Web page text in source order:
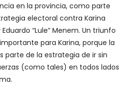
en la provincia, como parte
electoral contra Karina
“Lule” Menem. Un triunfo
para Karina, porque la
parte de la estrategia de ir sin
(como tales) en todos lados